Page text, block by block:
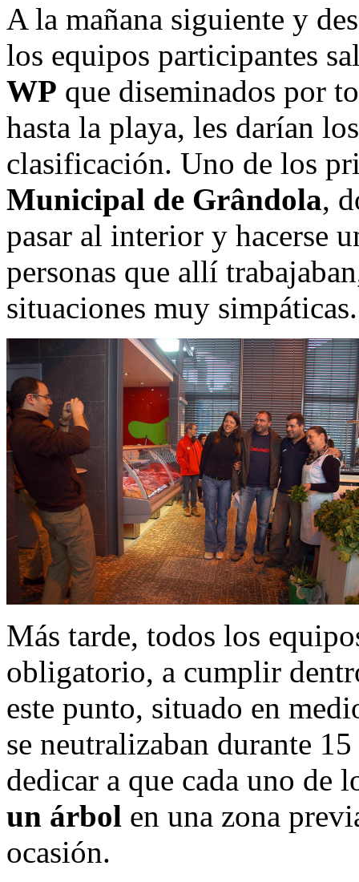
A la mañana siguiente y
los equipos participantes
WP que diseminados por
hasta la playa, les darían
clasificación. Uno de los
Municipal de Grândola,
pasar al interior y hacerse
personas que allí
situaciones muy simpáticas.
Más tarde, todos los
obligatorio, a cumplir
este punto, situado en
se neutralizaban durante
dedicar a que cada uno de
un árbol en una zona
ocasión.